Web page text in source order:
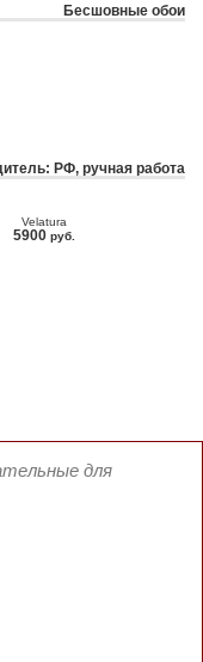
Бесшовные обои
РФ, ручная работа
Velatura
5900 руб.
для